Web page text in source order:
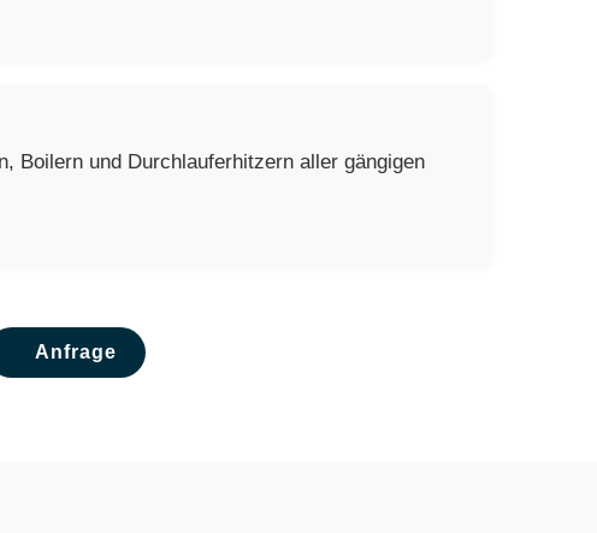
Boilern und Durchlauferhitzern aller gängigen
Anfrage